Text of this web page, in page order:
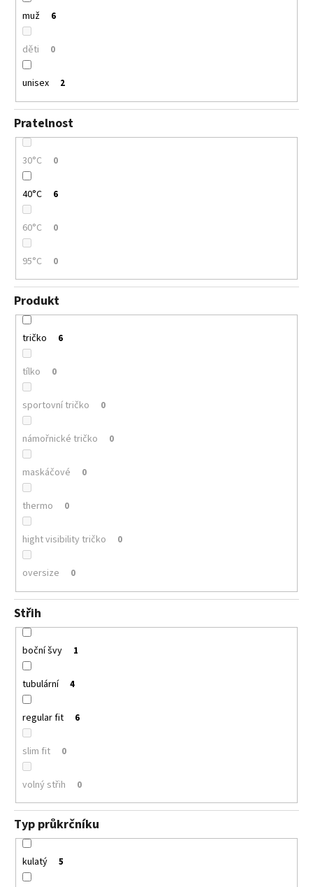
muž 6
děti 0
unisex 2
Pratelnost
30°C 0
40°C 6
60°C 0
95°C 0
Produkt
tričko 6
tílko 0
sportovní tričko 0
námořnické tričko 0
maskáčové 0
thermo 0
hight visibility tričko 0
oversize 0
Střih
boční švy 1
tubulární 4
regular fit 6
slim fit 0
volný střih 0
Typ průkrčníku
kulatý 5